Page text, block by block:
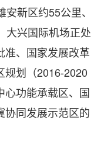
新区约55公里、
大兴国际机场正处
准、国家发展改革
规划（2016-2020
心功能承载区、国
协同发展示范区的